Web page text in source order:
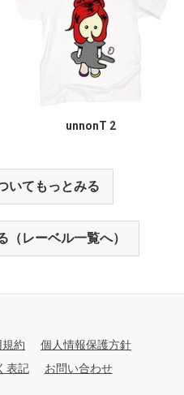
unnonT 2
いてもっとみる
（レーベル一覧へ）
約
個人情報保護方針
表記
お問い合わせ